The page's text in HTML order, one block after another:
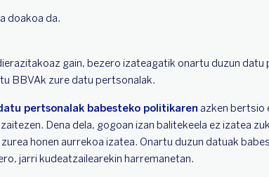
doakoa da.
gain, bezero izateagatik onartu duzun
BBVAk zure datu pertsonalak.
pertsonalak babesteko politikaren azken bertsio
Dena dela, gogoan izan balitekeela ez izatea
honen aurrekoa izatea. Onartu duzun datuak
jarri kudeatzailearekin harremanetan.